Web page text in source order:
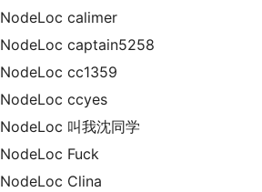
NodeLoc calimer
NodeLoc captain5258
NodeLoc cc1359
NodeLoc ccyes
NodeLoc 叫我沈同学
NodeLoc Fuck
NodeLoc Clina